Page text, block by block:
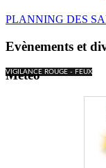
PLANNING DES
Evènements et
VIGILANCE ROUGE - FEUX
Météo